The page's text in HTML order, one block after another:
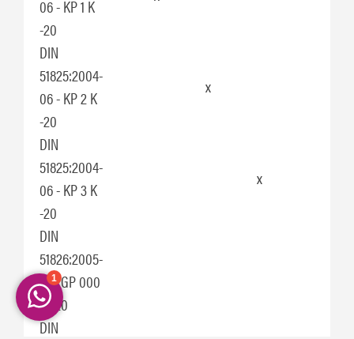
06 - KP 1 K
-20
DIN
51825:2004-
06 - KP 2 K
-20
x
DIN
51825:2004-
06 - KP 3 K
-20
x
DIN
51826:2005-
01 - GP 000
G -20
DIN